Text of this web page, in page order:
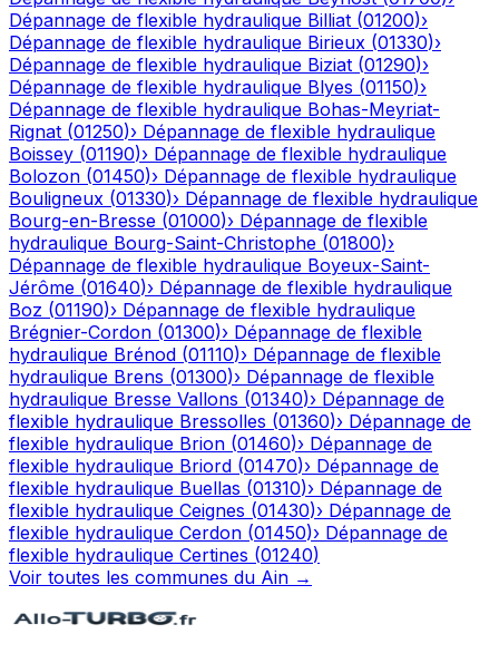
Dépannage de flexible hydraulique Billiat (01200)›
Dépannage de flexible hydraulique Birieux (01330)›
Dépannage de flexible hydraulique Biziat (01290)›
Dépannage de flexible hydraulique Blyes (01150)›
Dépannage de flexible hydraulique Bohas-Meyriat-
Rignat (01250)› Dépannage de flexible hydraulique
Boissey (01190)› Dépannage de flexible hydraulique
Bolozon (01450)› Dépannage de flexible hydraulique
Bouligneux (01330)› Dépannage de flexible hydraulique
Bourg-en-Bresse (01000)› Dépannage de flexible
hydraulique Bourg-Saint-Christophe (01800)›
Dépannage de flexible hydraulique Boyeux-Saint-
Jérôme (01640)› Dépannage de flexible hydraulique
Boz (01190)› Dépannage de flexible hydraulique
Brégnier-Cordon (01300)› Dépannage de flexible
hydraulique Brénod (01110)› Dépannage de flexible
hydraulique Brens (01300)› Dépannage de flexible
hydraulique Bresse Vallons (01340)› Dépannage de
flexible hydraulique Bressolles (01360)› Dépannage de
flexible hydraulique Brion (01460)› Dépannage de
flexible hydraulique Briord (01470)› Dépannage de
flexible hydraulique Buellas (01310)› Dépannage de
flexible hydraulique Ceignes (01430)› Dépannage de
flexible hydraulique Cerdon (01450)› Dépannage de
flexible hydraulique Certines (01240)
Voir toutes les communes du Ain →